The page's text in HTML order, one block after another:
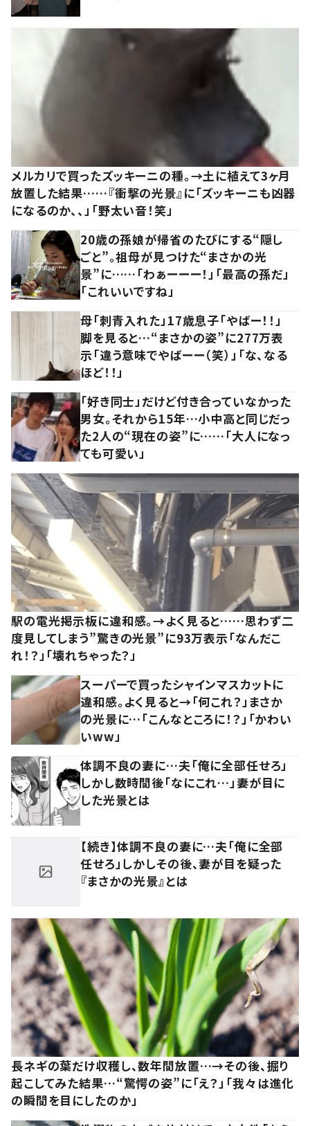
メルカリで買ったズッキーニの種。→土に植えて3ヶ月
放置した結果……『衝撃の光景』に「ズッキーニも凶器
になるのか、、」「野太い音！笑」
20歳の孫娘が帰省のたびにする“隠し
ごと”。祖母が見つけた“まさかの光
景”に……「わぁーーー！」「最高の孫だ」
「これいいですね」
母「刺青入れた」17歳息子「やばー！！」
脚を見ると…“まさかの姿”に277万表
示「違う意味でやばーー（笑）」「な、なる
ほど！！」
「好き同士」だけど付き合っていなかった
男女。それから15年…小中高と同じだっ
た2人の“現在の姿”に……「大人になっ
ても可愛い」
駅の電光掲示板に違和感。→よく見ると……思わず二
度見してしまう”驚きの光景”に93万表示「なんだこ
れ！？」「壊れちゃった？」
スーパーで買ったシャインマスカットに
違和感。よく見ると→「何これ？」まさか
の光景に…「こんなところに！？」「かわい
いww」
体調不良の妻に…夫「俺に全部任せろ」
しかし数時間後「なにこれ…」妻が目に
した光景とは
【続き】体調不良の妻に…夫「俺に全部
任せろ」しかしその後、妻が目を疑った
『まさかの光景』とは
長ネギの葉だけ収穫し、数年間放置…→その後、掘り
起こしてみた結果…“驚愕の姿”に「え？」「我々は進化
の瞬間を目にしたのか」